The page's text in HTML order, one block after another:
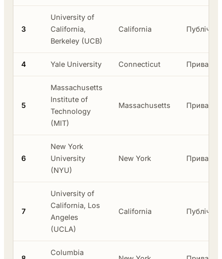
3
University of
California,
Berkeley (UCB)
California
4 Yale University Connecticut
5
Massachusetts
Institute of
Technology
(MIT)
Massachusetts
6
New York
University
(NYU)
New York
7
University of
California, Los
Angeles
(UCLA)
California
Columbia